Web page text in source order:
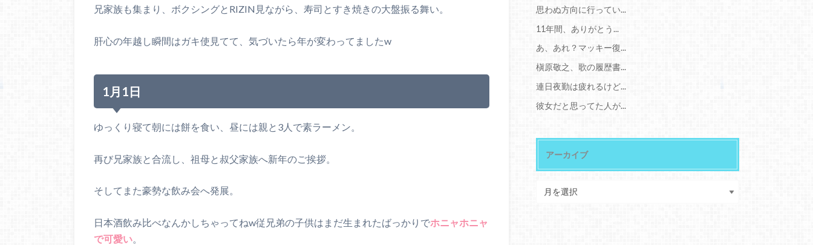
兄家族も集まり、ボクシングとRIZIN見ながら、寿司とすき焼きの大盤振る舞い。
肝心の年越し瞬間はガキ使見てて、気づいたら年が変わってましたw
1月1日
ゆっくり寝て朝には餅を食い、昼には親と3人で素ラーメン。
再び兄家族と合流し、祖母と叔父家族へ新年のご挨拶。
そしてまた豪勢な飲み会へ発展。
日本酒飲み比べなんかしちゃってねw従兄弟の子供はまだ生まれたばっかりでホニャホニャ
で可愛い
思わぬ方向に行ってい...
11年間、ありがとう...
あ、あれ？マッキー復...
槇原敬之、歌の履歴書...
連日夜勤は疲れるけど...
彼女だと思ってた人が...
アーカイブ